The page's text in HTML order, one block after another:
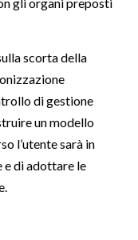
scorta della
di gestione
un modello
l’utente sarà in
di adottare le